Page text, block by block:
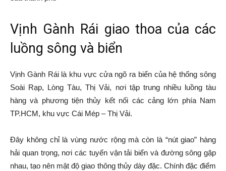
Vịnh Gành Rái giao thoa của các
luồng sông và biển
Vịnh Gành Rái là khu vực cửa ngõ ra biển của hệ thống sông
Soài Rạp, Lòng Tàu, Thị Vải, nơi tập trung nhiều luồng tàu
hàng và phương tiện thủy kết nối các cảng lớn phía Nam
TP.HCM, khu vực Cái Mép – Thị Vải.
Đây không chỉ là vùng nước rộng mà còn là “nút giao” hàng
hải quan trọng, nơi các tuyến vận tải biển và đường sông gặp
nhau, tạo nên mật độ giao thông thủy dày đặc. Chính đặc điểm